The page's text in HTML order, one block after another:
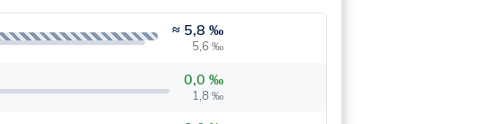
≈ 5,8 ‰
5,6 ‰
0,0 ‰
1,8 ‰